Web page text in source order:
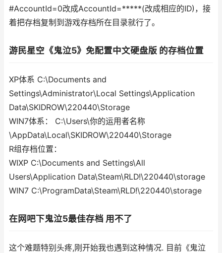
#AccountId=0改成AccountId=*****(改成相应的ID)，接
着把存档复制到游戏存档所在目录就行了。
游民星空《鬼泣5》免配置中文硬盘版 的存档位置
XP体系 C:\Documents and
Settings\Administrator\Local Settings\Application
Data\SKIDROW\220440\Storage
WIN7体系： C:\Users\你的运用者名称
\AppData\Local\SKIDROW\220440\Storage
R组存档位置：
WIXP C:\Documents and Settings\All
Users\Application Data\Steam\RLD!\220440\storage
WIN7 C:\ProgramData\Steam\RLD!\220440\storage
在网吧下鬼泣5最佳存档 用不了
这个难题特别头疼,刚开始我也遇到这种情况. 目前《鬼泣